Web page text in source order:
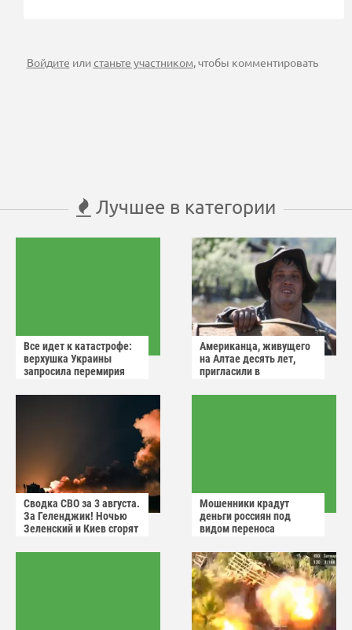
Войдите илистаньте участником, чтобы комментировать
Лучшее в категории
Все идет к катастрофе:
верхушка Украины
запросила перемирия
Американца, живущего
на Алтае десять лет,
пригласили в
Сводка СВО за 3 августа.
За Геленджик! Ночью
Зеленский и Киев сгорят
Мошенники крадут
деньги россиян под
видом переноса